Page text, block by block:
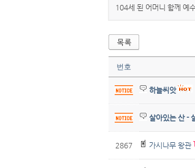
104세 된 어머니 함께 예
번호
하늘씨앗
살아있는 산 -
2867 가시나무 왕관